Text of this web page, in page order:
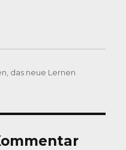
das neue Lernen